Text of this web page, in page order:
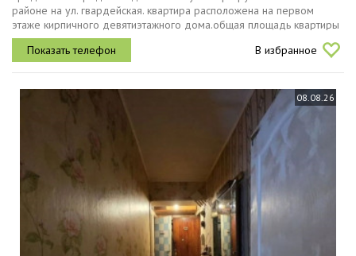
районе на ул. гвардейская. квартира расположена на первом
этаже кирпичного девятиэтажного дома.общая площадь квартиры
32,5 кв.м. кухня 6 кв.м.. комната 18 кв.м. санузел совместный.
установлены...
В избранное
08.08.26